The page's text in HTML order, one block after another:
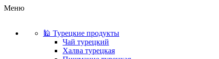
Меню
🕌 Турецкие продукты
Чай турецкий
Халва турецкая